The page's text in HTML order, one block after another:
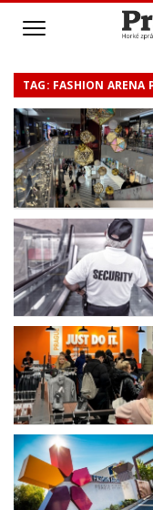
TAG: FASHION ARENA